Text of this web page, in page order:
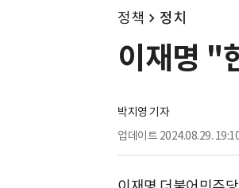
정책 정치
이재명 "
박지영 기자
업데이트 2024.08.29.